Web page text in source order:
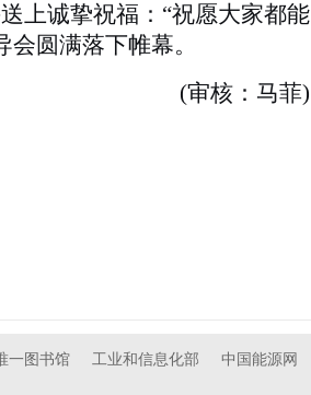
上诚挚祝福：“祝愿大家都能
圆满落下帷幕。
马菲)
一图书馆 工业和信息化部 中国能源网